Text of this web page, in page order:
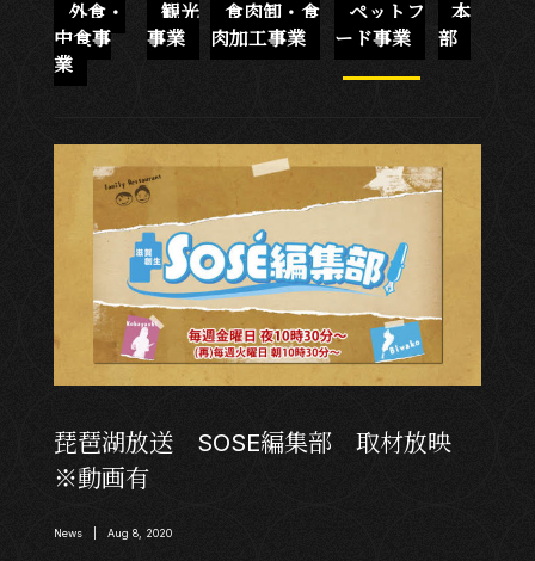
外食・
中食事
業
観光
事業
食肉卸・食
肉加工事業
ペットフ
ード事業
本
部
琵琶湖放送 SOSE編集部 取材放映
※動画有
News | Aug 8, 2020